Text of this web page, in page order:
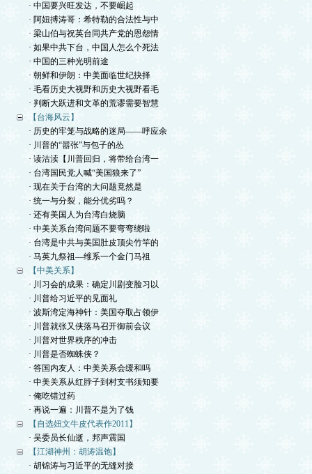
· 中国要兴旺发达，不要崛起
· 阿妞搏涛哥：希特勒的合法性与中
· 梁山伯与祝英台同共产党的恩怨情
· 如果中共下台，中国人怎么个死法
· 中国的三种光明前途
· 朝鲜和伊朗：中美面临世纪抉择
· 毛看历史大视野和历史大视野看毛
· 判断大跃进和文革的荒谬需要智慧
【台海风云】
· 历史的牢笼与战略的迷局——呼应余
· 川普的“嚣张”与包子的怂
· 读沽渎【川普回归，将带给台湾一
· 台湾国民党人喊“美国狼来了”
· 现在关于台湾的大问题竟然是
· 统一与分裂，能分优劣吗？
· 还有美国人为台湾白烧脑
· 中美关系台湾问题不要弯弯绕啦
· 台湾是中共与美国肚皮顶尖竹竿的
· 马英九祭祖—维系一个金门马祖
【中美关系】
· 川习会的成果：确定川剧变脸习以
· 川普给习近平的见面礼
· 波斯湾定海神针：美国夺取占领伊
· 川普就张又侠落马召开御前会议
· 川普对世界秩序的冲击
· 川普是否蜘蛛侠？
· 答国内友人：中美关系会缓和吗
· 中美关系从红脖子到村支书须知要
· 俺吃错过药
· 再说一遍：川普不是为了钱
【自选妞文牛皮代表作2011】
· 吴委员长仙逝，邦声震国
【江湖神州：胡涛温饱】
· 胡锦涛与习近平的无缝对接